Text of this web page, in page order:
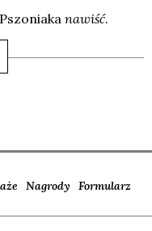
nawiść.
Nagrody Formularz